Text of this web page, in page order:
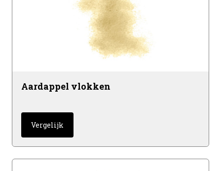
bieden, voorkomt men deze negatieve
Aardappel vlokken
Vergelijk